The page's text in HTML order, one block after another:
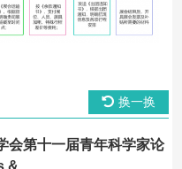
换一换
会第十一届青年科学家论
&